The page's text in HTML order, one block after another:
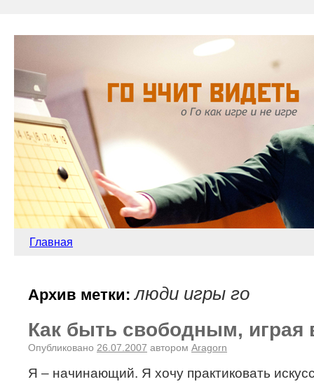
Главная
Архив метки:люди игры го
Как быть свободным, играя
Опубликовано 26.07.2007 автором Aragorn
Я – начинающий. Я хочу практиковать